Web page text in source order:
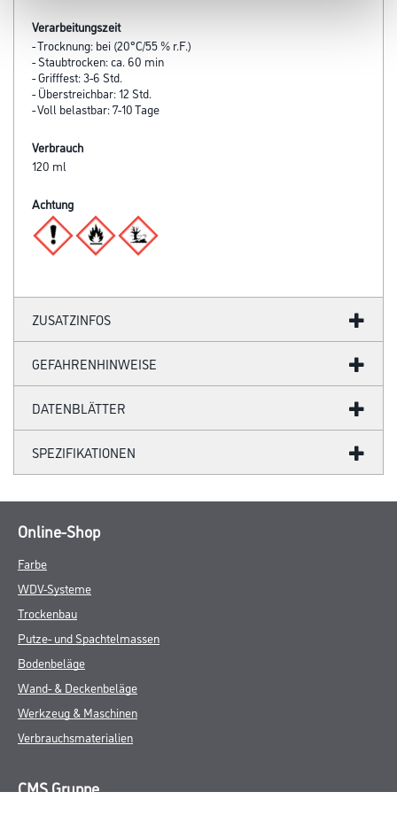
Verarbeitungszeit
- Trocknung: bei (20°C/55 % r.F.)
- Staubtrocken: ca. 60 min
- Grifffest: 3-6 Std.
- Überstreichbar: 12 Std.
- Voll belastbar: 7-10 Tage
Verbrauch
120 ml
Achtung
ZUSATZINFOS
GEFAHRENHINWEISE
DATENBLÄTTER
SPEZIFIKATIONEN
Online-Shop
Farbe
WDV-Systeme
Trockenbau
Putze- und Spachtelmassen
Bodenbeläge
Wand- & Deckenbeläge
Werkzeug & Maschinen
Verbrauchsmaterialien
CMS Gruppe